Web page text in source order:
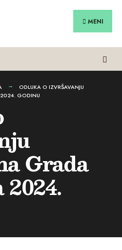
MENI
ODLUKA O IZVRŠAVANJU
2024. GODINU
Grada
2024.